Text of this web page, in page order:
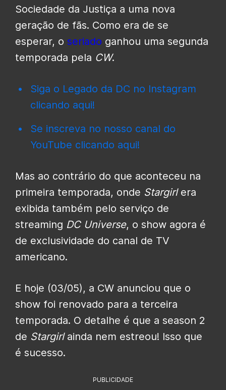
Sociedade da Justiça a uma nova
geração de fãs. Como era de se
esperar, o seriado ganhou uma segunda
temporada pela CW.
Siga o Legado da DC no Instagram
clicando aqui!
Se inscreva no nosso canal do
YouTube clicando aqui!
Mas ao contrário do que aconteceu na
primeira temporada, onde Stargirlera
exibida também pelo serviço de
streaming DC Universe, o show agora é
de exclusividade do canal de TV
americano.
E hoje (03/05), a CW anunciou que o
show foi renovado para a terceira
temporada. O detalhe é que a season 2
de Stargirlainda nem estreou! Isso que
é sucesso.
PUBLICIDADE